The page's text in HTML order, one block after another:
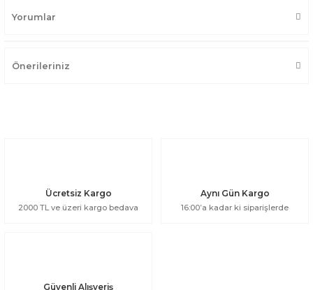
Yorumlar
Önerileriniz
Ücretsiz Kargo
2000 TL ve üzeri kargo bedava
Aynı Gün Kargo
16:00’a kadar ki siparişlerde
Güvenli Alışveriş